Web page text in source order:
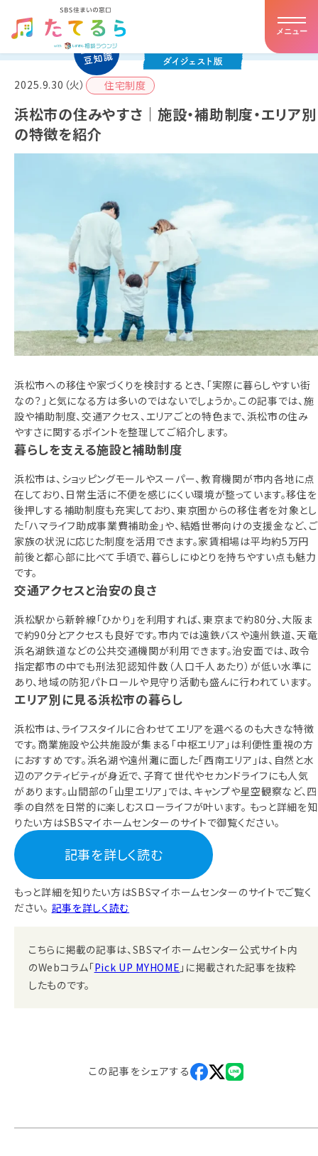
ホーム
たてるらとは
提携住宅会社
イベント・キャンペーン
アドバイザー紹介
お客様の声
住まいの豆知識
店舗詳細・アクセス
相談予約
お知らせ
ご相談の流れ
よくある質問
ご利用案内
メニュー
住宅制度
2025.9.30（火）
浜松市の住みやすさ｜施設・補助制度・エリア別
の特徴を紹介
浜松市への移住や家づくりを検討するとき、「実際に暮らしやすい街
なの？」と気になる方は多いのではないでしょうか。この記事では、施
設や補助制度、交通アクセス、エリアごとの特色まで、浜松市の住み
やすさに関するポイントを整理してご紹介します。
暮らしを支える施設と補助制度
浜松市は、ショッピングモールやスーパー、教育機関が市内各地に点
在しており、日常生活に不便を感じにくい環境が整っています。移住を
後押しする補助制度も充実しており、東京圏からの移住者を対象とし
た「ハマライフ助成事業費補助金」や、結婚世帯向けの支援金など、ご
家族の状況に応じた制度を活用できます。家賃相場は平均約5万円
前後と都心部に比べて手頃で、暮らしにゆとりを持ちやすい点も魅力
です。
交通アクセスと治安の良さ
浜松駅から新幹線「ひかり」を利用すれば、東京まで約80分、大阪ま
で約90分とアクセスも良好です。市内では遠鉄バスや遠州鉄道、天竜
浜名湖鉄道などの公共交通機関が利用できます。治安面では、政令
指定都市の中でも刑法犯認知件数（人口千人あたり）が低い水準に
あり、地域の防犯パトロールや見守り活動も盛んに行われています。
エリア別に見る浜松市の暮らし
浜松市は、ライフスタイルに合わせてエリアを選べるのも大きな特徴
です。商業施設や公共施設が集まる「中枢エリア」は利便性重視の方
におすすめです。浜名湖や遠州灘に面した「西南エリア」は、自然と水
辺のアクティビティが身近で、子育て世代やセカンドライフにも人気
があります。山間部の「山里エリア」では、キャンプや星空観察など、四
季の自然を日常的に楽しむスローライフが叶います。 もっと詳細を知
りたい方はSBSマイホームセンターのサイトで御覧ください。
記事を詳しく読む
もっと詳細を知りたい方はSBSマイホームセンターのサイトでご覧く
ださい。 記事を詳しく読む
こちらに掲載の記事は、SBSマイホームセンター公式サイト内
のWebコラム「Pick UP MYHOME 」に掲載された記事を抜粋
したものです。
この記事をシェアする